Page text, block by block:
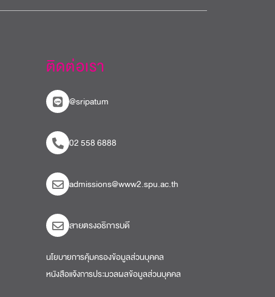
ติดต่อเรา
@sripatum
02 558 6888
admissions@www2.spu.ac.th
สายตรงอธิการบดี​
นโยบายการคุ้มครองข้อมูลส่วนบุคคล
หนังสือแจ้งการประมวลผลข้อมูลส่วนบุคคล